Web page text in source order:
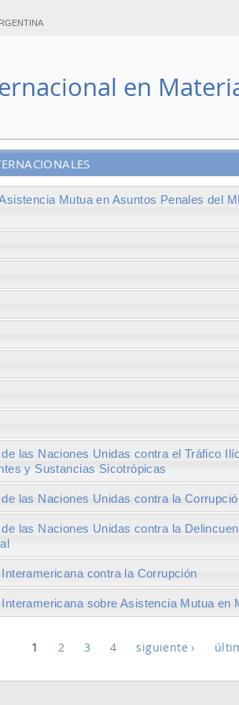
en
Mutua en Asuntos Penales del
las Naciones Unidas contra el Tráfico
y Sustancias Sicotrópicas
las Naciones Unidas contra la
las Naciones Unidas contra la
contra la Corrupción
sobre Asistencia Mutua en
1
2 3 4 siguiente ›